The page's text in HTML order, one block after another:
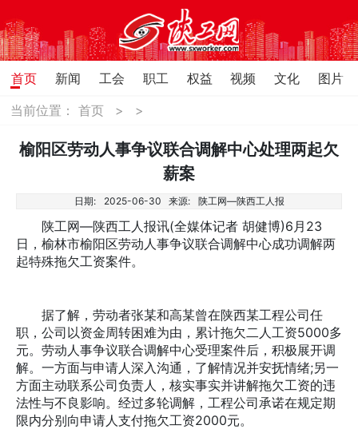
首页 新闻 工会 职工 权益 视频 文化
图片
当前位置：首页 > >
榆阳区劳动人事争议联合调解中心处理两起欠
薪案
日期: 2025-06-30 来源: 陕工网—陕西工人报
陕工网—陕西工人报讯(全媒体记者 胡健博)6月23
日，榆林市榆阳区劳动人事争议联合调解中心成功调解两
起特殊拖欠工资案件。
据了解，劳动者张某和高某曾在陕西某工程公司任
职，公司以资金周转困难为由，累计拖欠二人工资5000多
元。劳动人事争议联合调解中心受理案件后，积极展开调
解。一方面与申请人深入沟通，了解情况并安抚情绪;另一
方面主动联系公司负责人，核实事实并讲解拖欠工资的违
法性与不良影响。经过多轮调解，工程公司承诺在规定期
限内分别向申请人支付拖欠工资2000元。